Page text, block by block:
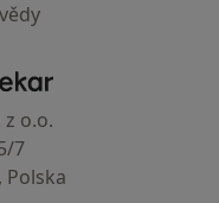
- Hlavní stránka
z o.o.
7
Polska